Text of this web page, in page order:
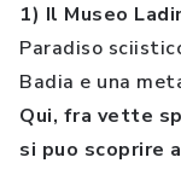
1) Il Museo
Paradiso
Badia e una
Qui, fra vette
si puo scoprire